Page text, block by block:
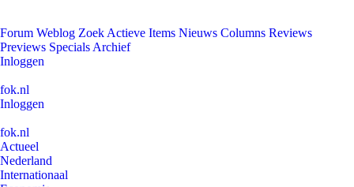
Forum Weblog Zoek Actieve Items Nieuws Columns Reviews
Previews Specials Archief
Inloggen
fok.nl
Inloggen
fok.nl
Actueel
Nederland
Internationaal